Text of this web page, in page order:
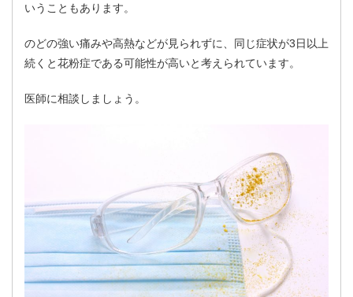
いうこともあります。
のどの強い痛みや高熱などが見られずに、同じ症状が3日以上
続くと花粉症である可能性が高いと考えられています。
医師に相談しましょう。